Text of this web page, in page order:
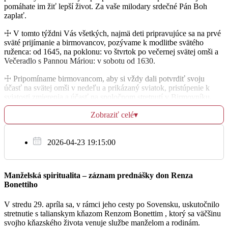
St
06:15
† Anna a Jozef Žilinčarovi
Za BP a požehnanie pre Zuzanu a jej rodinu
FARSKÝ KOSTOL Všetkých svätých
06:15
Za BP pre prasynovca
KAPLNKA Najsvätejšej Trojice
17:30
Za BP pre rodinu Orgoníkovu
pomáhate im žiť lepší život. Za vaše milodary srdečné Pán Boh
zaplať.
☩ V tomto týždni Vás všetkých, najmä deti pripravujúce sa na prvé
sväté prijímanie a birmovancov, pozývame k modlitbe svätého
ruženca: od 1645, na poklonu: vo štvrtok po večernej svätej omši a
Večeradlo s Pannou Máriou: v sobotu od 1630.
☩ Pripomíname birmovancom, aby si vždy dali potvrdiť svoju
účasť na svätej omši v nedeľu a prikázaný sviatok, pristúpenie k
sviatosti zmierenia a účasť na spoločnom stretnutí v Birmovníku,
ktorý dostali pri zápise.
☩ TV LUX vyhlasuje súťaž amatérskych filmárov, ktorí radi
vonku na nástenke alebo na webovej stránke: safi.tvlux.sk.
☩ Ponúkame Vám na predaj časopis: Naša Žilinská diecéza – cena
☩ Upratovanie kostola v piatok po večernej svätej omši: skupina č.
☩ Veľká vďaka a úprimné Pán Boh zaplať za všetky Vaše dary –
duchovné, hmotné, finančné (milodar na výmenu okenných výplní
Zobraziť celé▾
2026-04-23 19:15:00
Manželská spiritualita – záznam prednášky don Renza
Bonettiho
V stredu 29. apríla sa, v rámci jeho cesty po Sovensku, uskutočnilo
stretnutie s talianskym kňazom Renzom Bonettim , ktorý sa väčšinu
svojho kňazského života venuje službe manželom a rodinám.